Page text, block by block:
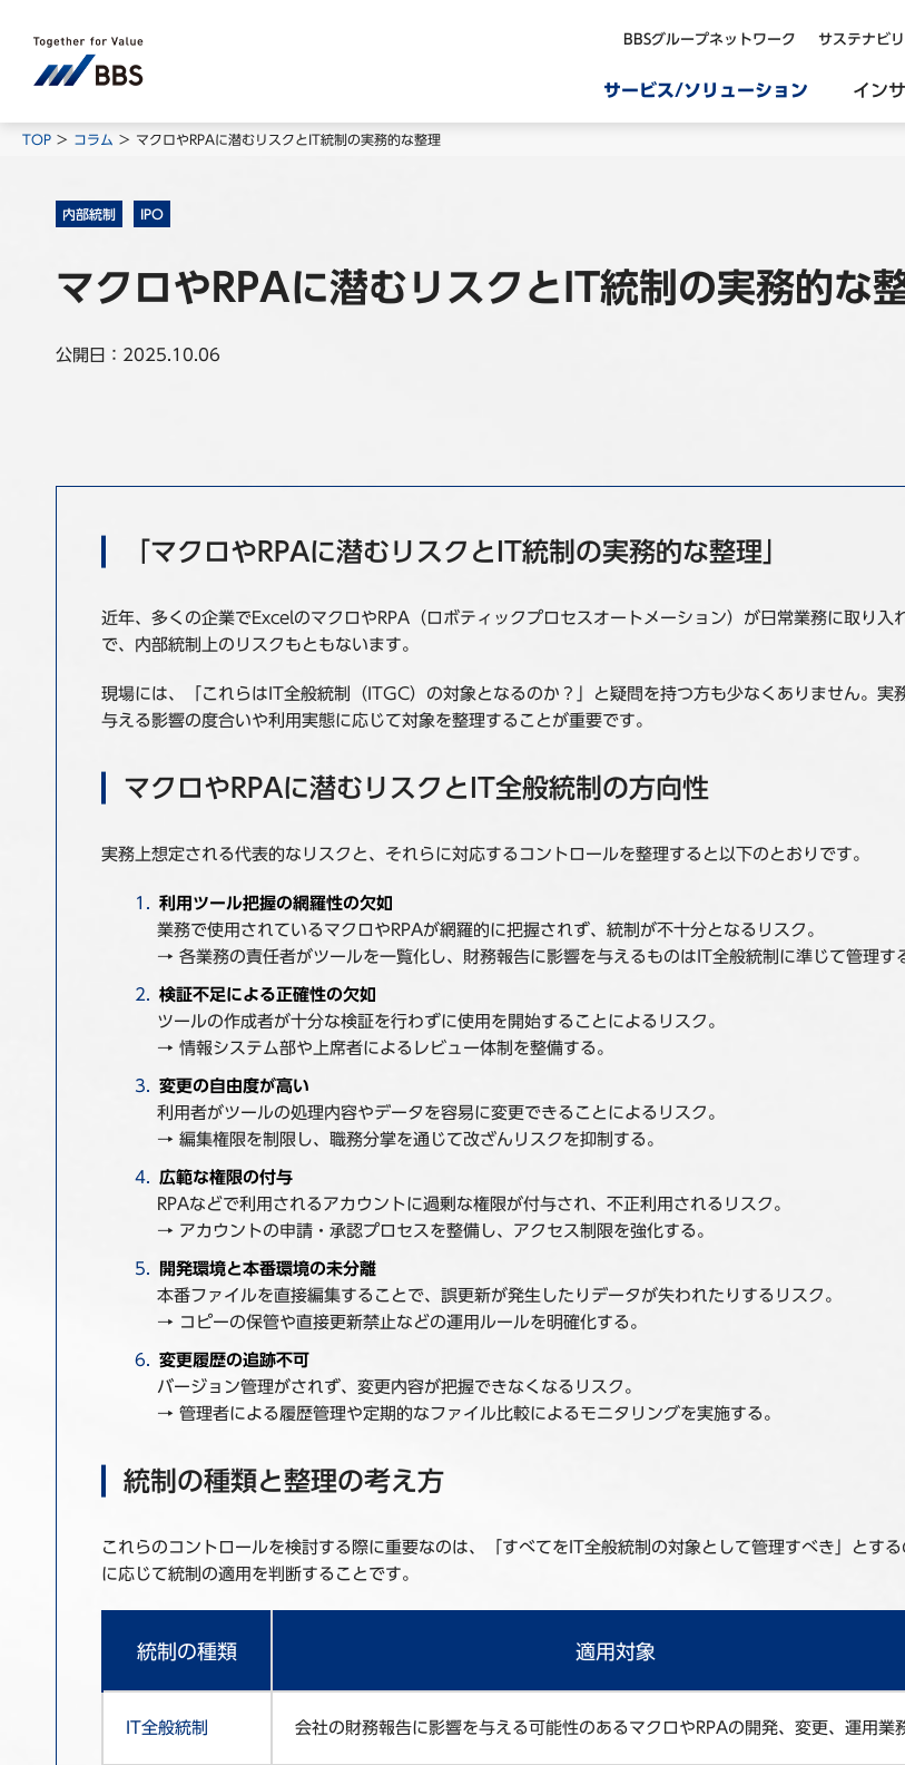
BBSグループネットワーク サステナビ
サービス/ソリューション イン
TOP コラム マクロやRPAに潜むリスクとIT統制の実務的な整理
内部統制 IPO
マクロやRPAに潜むリスクとIT統制の実務的な
公開日：2025.10.06
「マクロやRPAに潜むリスクとIT統制の実務的な整理」
近年、多くの企業でExcelのマクロやRPA（ロボティックプロセスオートメーション）が日常業務に取り
で、内部統制上のリスクもともないます。
現場には、「これらはIT全般統制（ITGC）の対象となるのか？」と疑問を持つ方も少なくありません。
与える影響の度合いや利用実態に応じて対象を整理することが重要です。
マクロやRPAに潜むリスクとIT全般統制の方向性
実務上想定される代表的なリスクと、それらに対応するコントロールを整理すると以下のとおりです。
利用ツール把握の網羅性の欠如
業務で使用されているマクロやRPAが網羅的に把握されず、統制が不十分となるリスク。
→ 各業務の責任者がツールを一覧化し、財務報告に影響を与えるものはIT全般統制に準じて管理す
検証不足による正確性の欠如
ツールの作成者が十分な検証を行わずに使用を開始することによるリスク。
→ 情報システム部や上席者によるレビュー体制を整備する。
変更の自由度が高い
利用者がツールの処理内容やデータを容易に変更できることによるリスク。
→ 編集権限を制限し、職務分掌を通じて改ざんリスクを抑制する。
広範な権限の付与
RPAなどで利用されるアカウントに過剰な権限が付与され、不正利用されるリスク。
→ アカウントの申請・承認プロセスを整備し、アクセス制限を強化する。
開発環境と本番環境の未分離
本番ファイルを直接編集することで、誤更新が発生したりデータが失われたりするリスク。
→ コピーの保管や直接更新禁止などの運用ルールを明確化する。
変更履歴の追跡不可
バージョン管理がされず、変更内容が把握できなくなるリスク。
→ 管理者による履歴管理や定期的なファイル比較によるモニタリングを実施する。
統制の種類と整理の考え方
これらのコントロールを検討する際に重要なのは、「すべてをIT全般統制の対象として管理すべき」とす
に応じて統制の適用を判断することです。
統制の種類 適用対象
IT全般統制 会社の財務報告に影響を与える可能性のあるマクロやRPAの開発、変更、運用業